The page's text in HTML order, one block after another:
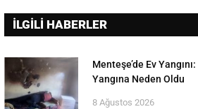
İLGİLİ HABERLER
Menteşe’de Ev
Yangına Neden Oldu
8 Ağustos 2026